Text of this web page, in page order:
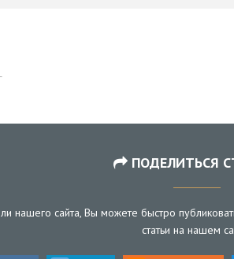
ПОДЕЛИТЬСЯ
нашего сайта, Вы можете быстро
статьи на нашем